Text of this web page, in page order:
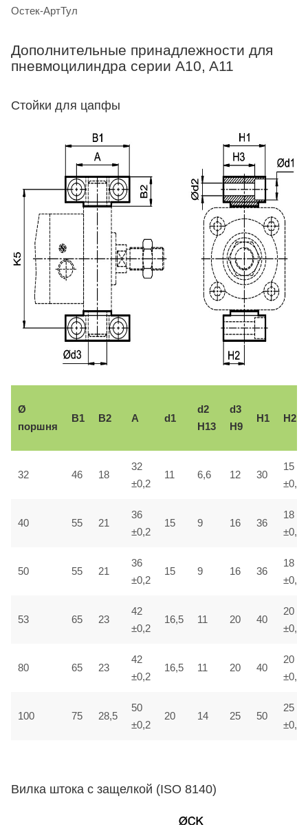
Остек-АртТул
Дополнительные принадлежности для
пневмоцилиндра серии A10, A11
Стойки для цапфы
Ø
поршня
B1 B2 A d1
d2
H13
d3
H9
H1 H2
32 46 18
32
±0,2
11 6,6 12 30
15
±0,1
40 55 21
36
±0,2
15 9 16 36
18
±0,1
50 55 21
36
±0,2
15 9 16 36
18
±0,1
53 65 23
42
±0,2
16,5 11 20 40
20
±0,1
80 65 23
42
±0,2
16,5 11 20 40
20
±0,1
100 75 28,5
50
±0,2
20 14 25 50
25
±0,1
Вилка штока с защелкой (ISO 8140)